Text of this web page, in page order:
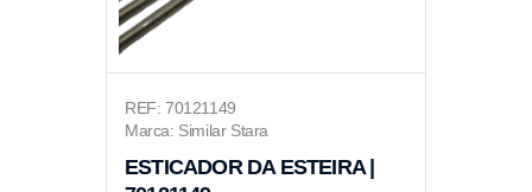
REF: 70121149
Marca: Similar Stara
ESTICADOR DA ESTEIRA |